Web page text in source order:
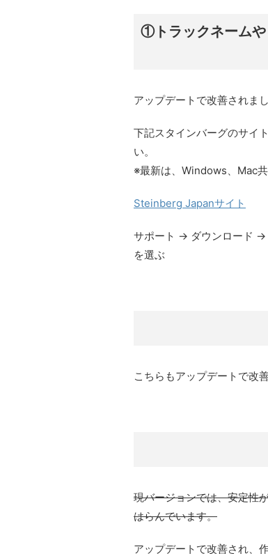
①トラックネームや
アップデートで改善されま
下記スタインバーグのサイ
い。
※最新は、Windows、Mac
Steinberg Japanサイト
サポート → ダウンロード
を選ぶ
こちらもアップデートで改
現バージョンでは、安定性
はらんでいます。
アップデートで改善され、